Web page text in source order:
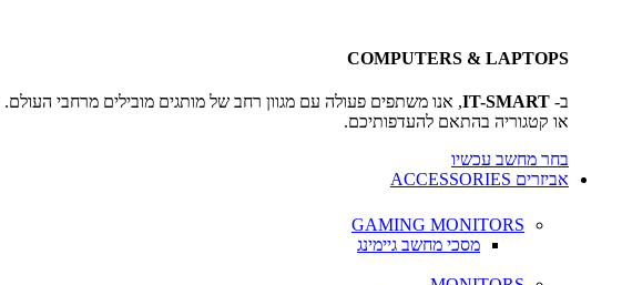
COMPUTERS & LAPTOPS
ב- IT-SMART, אנו משתפים פעולה עם מגוון רחב של מותגים מובילים מרחבי
או קטגוריה בהתאם להעדפותיכם.
בחר מחשב עכשיו
אביזרים ACCESSORIES
GAMING MONITORS
מסכי מחשב גיימינג